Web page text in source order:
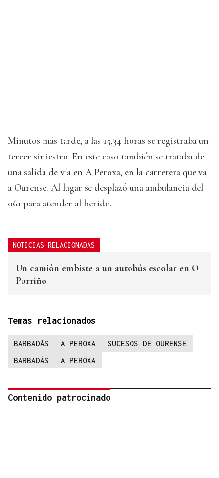
Minutos más tarde, a las 15,34 horas se registraba un
tercer siniestro. En este caso también se trataba de
una salida de vía en A Peroxa, en la carretera que va
a Ourense. Al lugar se desplazó una ambulancia del
061 para atender al herido.
NOTICIAS RELACIONADAS
Un camión embiste a un autobús escolar en O
Porriño
Temas relacionados
BARBADÁS A PEROXA
SUCESOS DE OURENSE
BARBADÁS
A PEROXA
Contenido patrocinado